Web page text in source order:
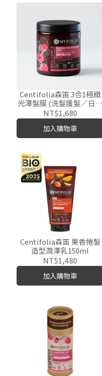
Centifolia森笛 3合1極緻
光澤髮膜 (洗髮護髮／日常
護髮／晚安髮膜)250ml
NT$1,680
加入購物車
Centifolia森笛 果香捲髮
造型潤澤乳150ml
NT$1,480
加入購物車